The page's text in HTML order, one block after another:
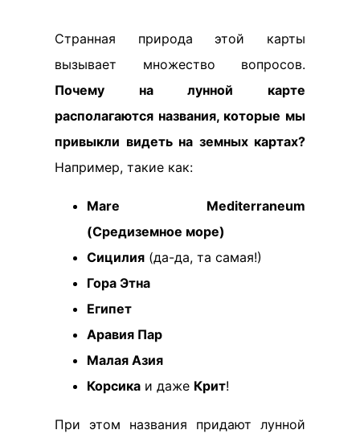
Странная природа этой карты
вызывает множество вопросов.
Почему на лунной карте
располагаются названия, которые мы
привыкли видеть на земных картах?
Например, такие как:
Mare Mediterraneum
(Средиземное море)
Сицилия (да-да, та самая!)
Гора Этна
Египет
Аравия Пар
Малая Азия
Корсика и даже Крит!
При этом названия придают лунной